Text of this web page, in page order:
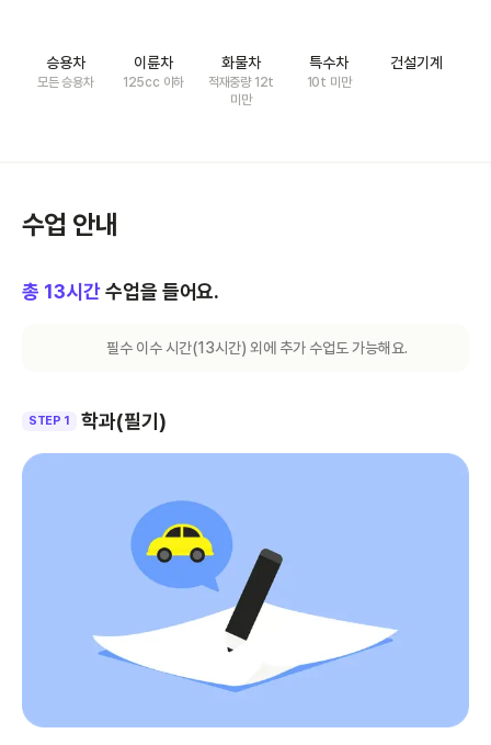
승용차
모든 승용차
이륜차
125cc 이하
화물차
적재중량 12t
미만
특수차
10t 미만
건설기계
수업 안내
총 13시간 수업을 들어요.
필수 이수 시간(13시간) 외에 추가 수업도 가능해요.
STEP 1 학과(필기)